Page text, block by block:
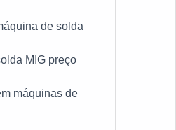
de solda
MIG preço
máquinas de